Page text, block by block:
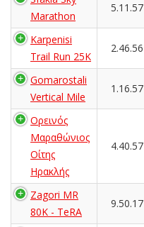
Marathon
5.11.57
Karpenisi
Trail Run 25K
2.46.56
Gomarostali
Vertical Mile
1.16.57
Ορεινός
Μαραθώνιος
Οίτης
Ηρακλής
4.40.57
Zagori MR
80K - TeRA
9.50.17